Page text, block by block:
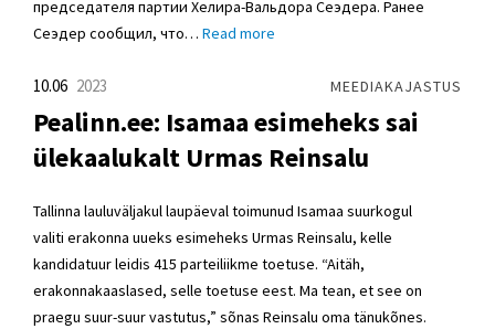
председателя партии Хелира-Вальдора Сеэдера. Ранее
Сеэдер сообщил, что… Read more
MEEDIAKAJASTUS
10.06 2023
Pealinn.ee: Isamaa esimeheks sai
ülekaalukalt Urmas Reinsalu
Tallinna lauluväljakul laupäeval toimunud Isamaa suurkogul
valiti erakonna uueks esimeheks Urmas Reinsalu, kelle
kandidatuur leidis 415 parteiliikme toetuse. “Aitäh,
erakonnakaaslased, selle toetuse eest. Ma tean, et see on
praegu suur-suur vastutus,” sõnas Reinsalu oma tänukõnes.